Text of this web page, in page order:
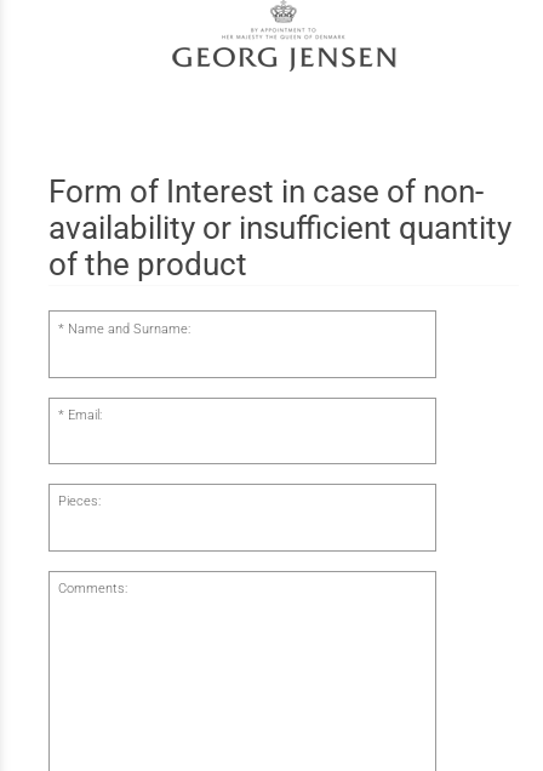
Form of Interest in case of non-
availability or insufficient quantity
of the product
Name and Surname:
Email:
Pieces:
Comments: